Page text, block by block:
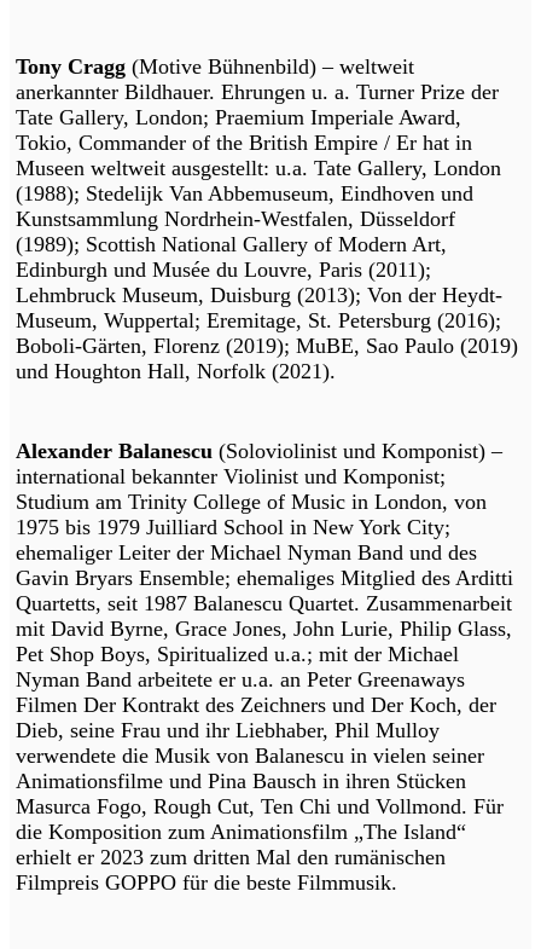
Tony Cragg (Motive Bühnenbild) – weltweit
anerkannter Bildhauer. Ehrungen u. a. Turner Prize der
Tate Gallery, London; Praemium Imperiale Award,
Tokio, Commander of the British Empire / Er hat in
Museen weltweit ausgestellt: u.a. Tate Gallery, London
(1988); Stedelijk Van Abbemuseum, Eindhoven und
Kunstsammlung Nordrhein-Westfalen, Düsseldorf
(1989); Scottish National Gallery of Modern Art,
Edinburgh und Musée du Louvre, Paris (2011);
Lehmbruck Museum, Duisburg (2013); Von der Heydt-
Museum, Wuppertal; Eremitage, St. Petersburg (2016);
Boboli-Gärten, Florenz (2019); MuBE, Sao Paulo (2019)
und Houghton Hall, Norfolk (2021).
Alexander Balanescu (Soloviolinist und Komponist) –
international bekannter Violinist und Komponist;
Studium am Trinity College of Music in London, von
1975 bis 1979 Juilliard School in New York City;
ehemaliger Leiter der Michael Nyman Band und des
Gavin Bryars Ensemble; ehemaliges Mitglied des Arditti
Quartetts, seit 1987 Balanescu Quartet. Zusammenarbeit
mit David Byrne, Grace Jones, John Lurie, Philip Glass,
Pet Shop Boys, Spiritualized u.a.; mit der Michael
Nyman Band arbeitete er u.a. an Peter Greenaways
Filmen Der Kontrakt des Zeichners und Der Koch, der
Dieb, seine Frau und ihr Liebhaber, Phil Mulloy
verwendete die Musik von Balanescu in vielen seiner
Animationsfilme und Pina Bausch in ihren Stücken
Masurca Fogo, Rough Cut, Ten Chi und Vollmond. Für
die Komposition zum Animationsfilm „The Island“
erhielt er 2023 zum dritten Mal den rumänischen
Filmpreis GOPPO für die beste Filmmusik.